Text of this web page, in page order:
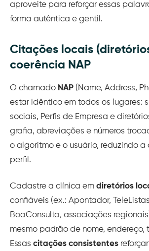
aproveite para reforçar essas
forma autêntica e gentil.
Citações locais
coerência NAP
O chamado NAP (Name, Address,
estar idêntico em todos os lugares:
sociais, Perfis de Empresa e
grafia, abreviações e números
o algoritmo e o usuário, reduzindo
perfil.
Cadastre a clínica em diretórios
confiáveis (ex.: Apontador,
BoaConsulta, associações
mesmo padrão de nome, endereço,
Essas citações consistentes